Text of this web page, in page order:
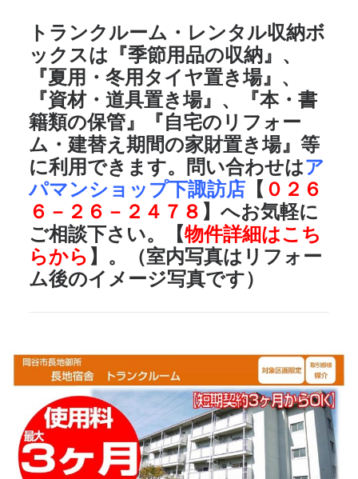
トランクルーム・レンタル収納ボ
ックスは 『季節用品の収納』、
『夏用・冬用タイヤ置き場』、
『資材・道具置き場』、『本・書
籍類の保管』『自宅のリフォー
ム・建替え期間の家財置き場』 等
に利用できます。問い合わせはア
パマンショップ下諏訪店 【 ０２６
６－２６－２４７８ 】へお気軽に
ご相談下さい。【物件詳細はこち
らから 】。（室内写真はリフォー
ム後のイメージ写真です）